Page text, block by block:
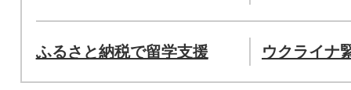
ふるさと納税で留学支援 ウクライナ